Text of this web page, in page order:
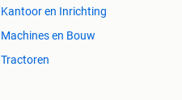
Kantoor en Inrichting
Machines en Bouw
Tractoren